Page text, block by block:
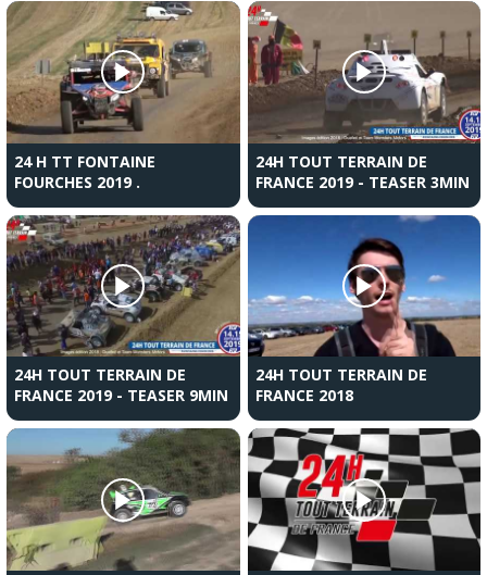
24 H TT FONTAINE
FOURCHES 2019 .
24H TOUT TERRAIN DE
FRANCE 2019 - TEASER 3MIN
24H TOUT TERRAIN DE
FRANCE 2019 - TEASER 9MIN
24H TOUT TERRAIN DE
FRANCE 2018